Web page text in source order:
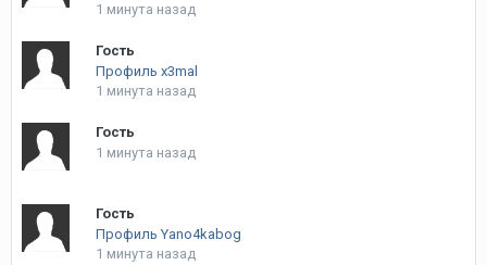
1 минута назад
Гость
Профиль x3mal
1 минута назад
Гость
1 минута назад
Гость
Профиль Yano4kabog
1 минута назад